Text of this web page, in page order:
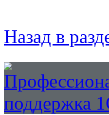
Назад в